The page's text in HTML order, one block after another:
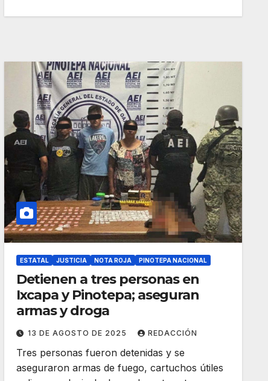
ESTATAL JUSTICIA NOTA ROJA PINOTEPA NACIONAL
Detienen a tres personas en
Ixcapa y Pinotepa; aseguran
armas y droga
13 DE AGOSTO DE 2025 REDACCIÓN
Tres personas fueron detenidas y se
aseguraron armas de fuego, cartuchos útiles